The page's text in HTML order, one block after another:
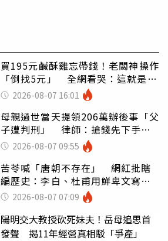
買195元鹹酥雞忘帶錢！老闆神操作
「倒找5元」 全網看哭：這就是台
灣 2026-08-07 16:01
母親過世當天提領206萬辦後事「父
子遭判刑」 律師：搶錢先下手是
罪 2026-08-07 09:55
苦苓喊「唐朝不存在」 網紅批瞎
編歷史：李白、杜甫用鮮卑文寫
詩？2026-08-07 07:09
陽明交大教授砍死妹夫！岳母追思首
發聲 揭11年經營真相駁「爭產」